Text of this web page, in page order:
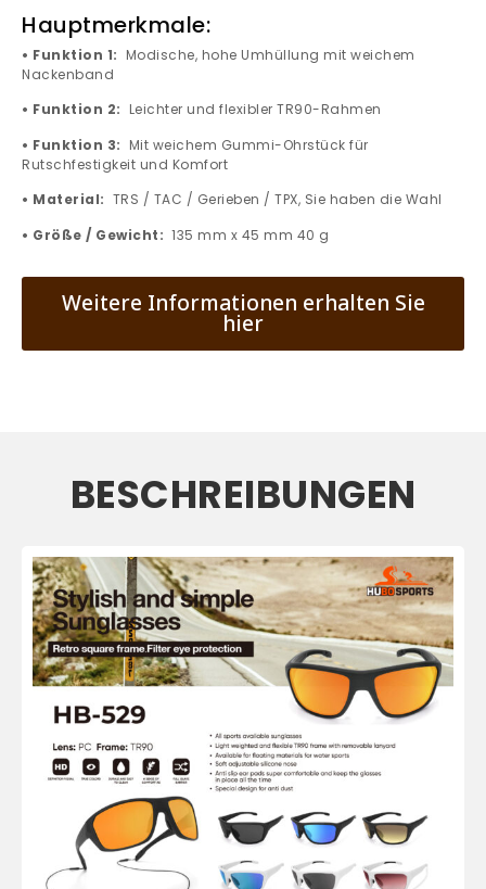
Hauptmerkmale:
• Funktion 1: Modische, hohe Umhüllung mit weichem
Nackenband
• Funktion 2: Leichter und flexibler TR90-Rahmen
• Funktion 3: Mit weichem Gummi-Ohrstück für
Rutschfestigkeit und Komfort
• Material: TRS / TAC / Gerieben / TPX, Sie haben die Wahl
• Größe / Gewicht: 135 mm x 45 mm 40 g
Weitere Informationen erhalten Sie
hier
BESCHREIBUNGEN